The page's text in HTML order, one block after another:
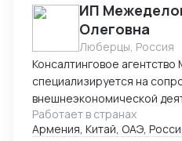
ИП
Олеговна
Люберцы, Россия
Консалтинговое
специализируется на
внешнеэкономической
участников
Армении. Наш опыт в
Работает в странах
Армения, Китай, ОАЭ,